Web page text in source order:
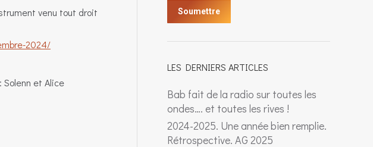
venu tout droit
2024/
et Alice
Soumettre
LES DERNIERS ARTICLES
Bab fait de la radio sur toutes les
ondes…. et toutes les rives !
2024-2025. Une année bien remplie.
Rétrospective. AG 2025